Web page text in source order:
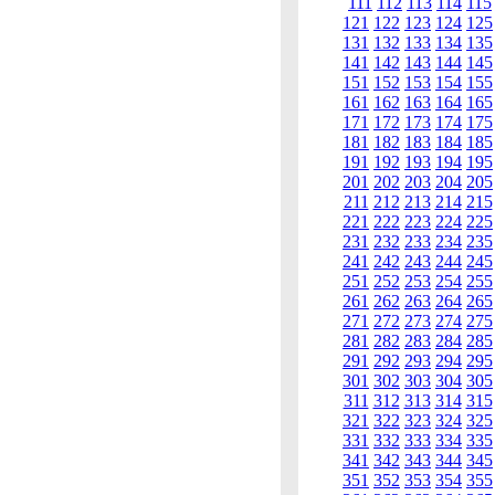
121 122 123 124 125
131 132 133 134 135
141 142 143 144 145
151 152 153 154 155
161 162 163 164 165
171 172 173 174 175
181 182 183 184 185
191 192 193 194 195
201 202 203 204 205
211 212 213 214 215
221 222 223 224 225
231 232 233 234 235
241 242 243 244 245
251 252 253 254 255
261 262 263 264 265
271 272 273 274 275
281 282 283 284 285
291 292 293 294 295
301 302 303 304 305
311 312 313 314 315
321 322 323 324 325
331 332 333 334 335
341 342 343 344 345
351 352 353 354 355